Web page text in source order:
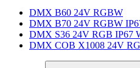
DMX B60 24V RGBW
DMX B70 24V RGBW
DMX S36 24V RGB IP67
DMX COB X1008 24V